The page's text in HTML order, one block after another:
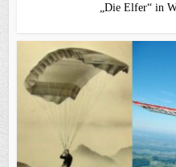
„Die Elfer“ in